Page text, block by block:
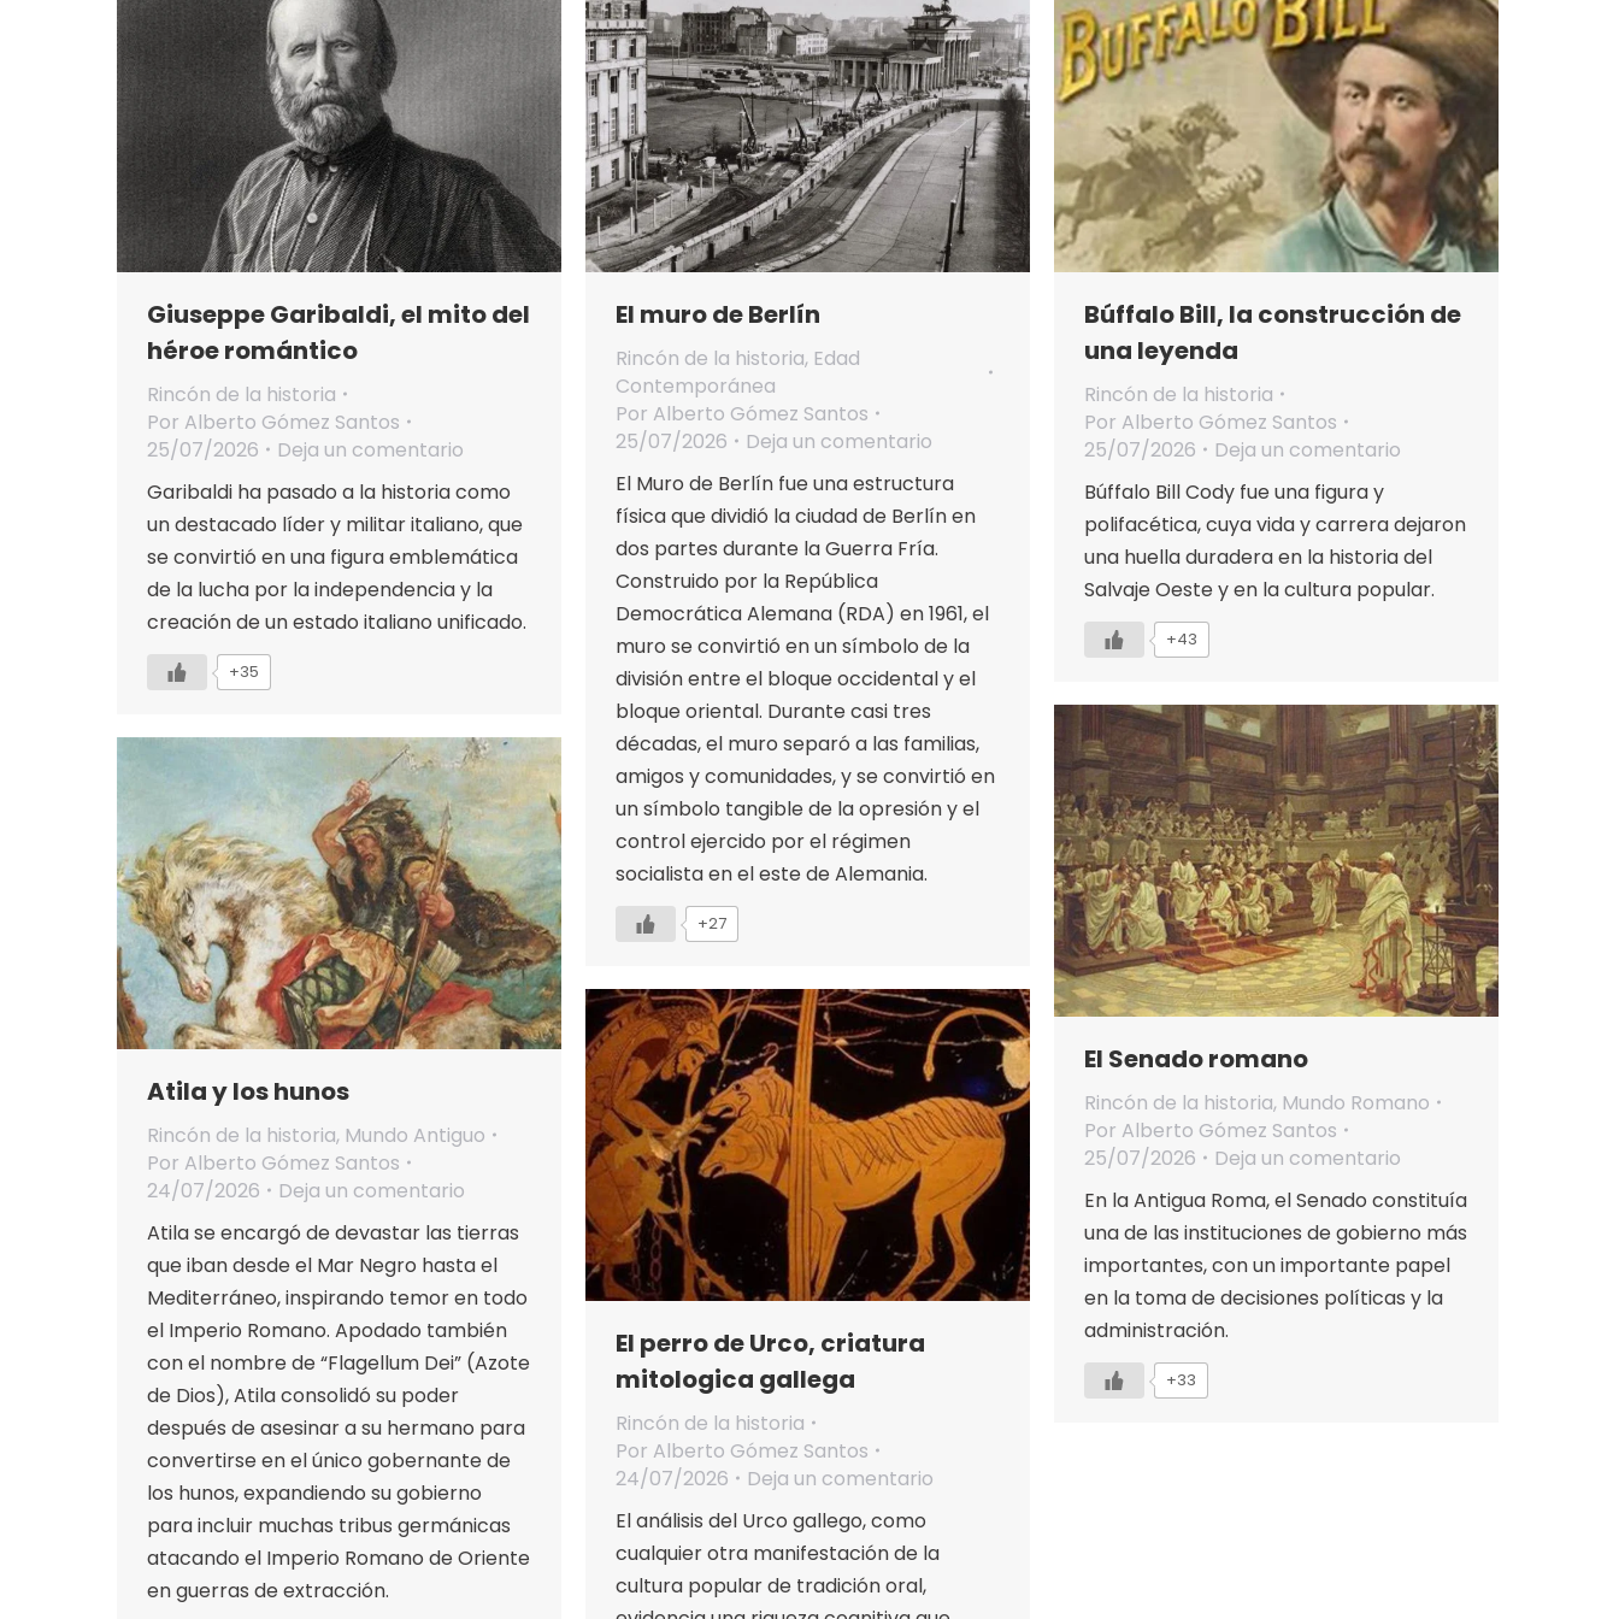
Giuseppe Garibaldi, el mito del
héroe romántico
Rincón de la historia
Por Alberto Gómez Santos
25/07/2026
Deja un comentario
Garibaldi ha pasado a la historia como
un destacado líder y militar italiano, que
se convirtió en una figura emblemática
de la lucha por la independencia y la
creación de un estado italiano unificado.
+35
El muro de Berlín
Rincón de la historia, Edad
Contemporánea
Por Alberto Gómez Santos
25/07/2026
Deja un comentario
El Muro de Berlín fue una estructura
física que dividió la ciudad de Berlín en
dos partes durante la Guerra Fría.
Construido por la República
Democrática Alemana (RDA) en 1961, el
muro se convirtió en un símbolo de la
división entre el bloque occidental y el
bloque oriental. Durante casi tres
décadas, el muro separó a las familias,
amigos y comunidades, y se convirtió en
un símbolo tangible de la opresión y el
control ejercido por el régimen
socialista en el este de Alemania.
+27
Búffalo Bill, la construcción de
una leyenda
Rincón de la historia
Por Alberto Gómez Santos
25/07/2026
Deja un comentario
Búffalo Bill Cody fue una figura y
polifacética, cuya vida y carrera dejaron
una huella duradera en la historia del
Salvaje Oeste y en la cultura popular.
+43
El Senado romano
Rincón de la historia, Mundo Romano
Por Alberto Gómez Santos
25/07/2026
Deja un comentario
En la Antigua Roma, el Senado constituía
una de las instituciones de gobierno más
importantes, con un importante papel
en la toma de decisiones políticas y la
administración.
+33
Atila y los hunos
Rincón de la historia, Mundo Antiguo
Por Alberto Gómez Santos
24/07/2026
Deja un comentario
Atila se encargó de devastar las tierras
que iban desde el Mar Negro hasta el
Mediterráneo, inspirando temor en todo
el Imperio Romano. Apodado también
con el nombre de “Flagellum Dei” (Azote
de Dios), Atila consolidó su poder
después de asesinar a su hermano para
convertirse en el único gobernante de
los hunos, expandiendo su gobierno
para incluir muchas tribus germánicas
atacando el Imperio Romano de Oriente
en guerras de extracción.
El perro de Urco, criatura
mitologica gallega
Rincón de la historia
Por Alberto Gómez Santos
24/07/2026
Deja un comentario
El análisis del Urco gallego, como
cualquier otra manifestación de la
cultura popular de tradición oral,